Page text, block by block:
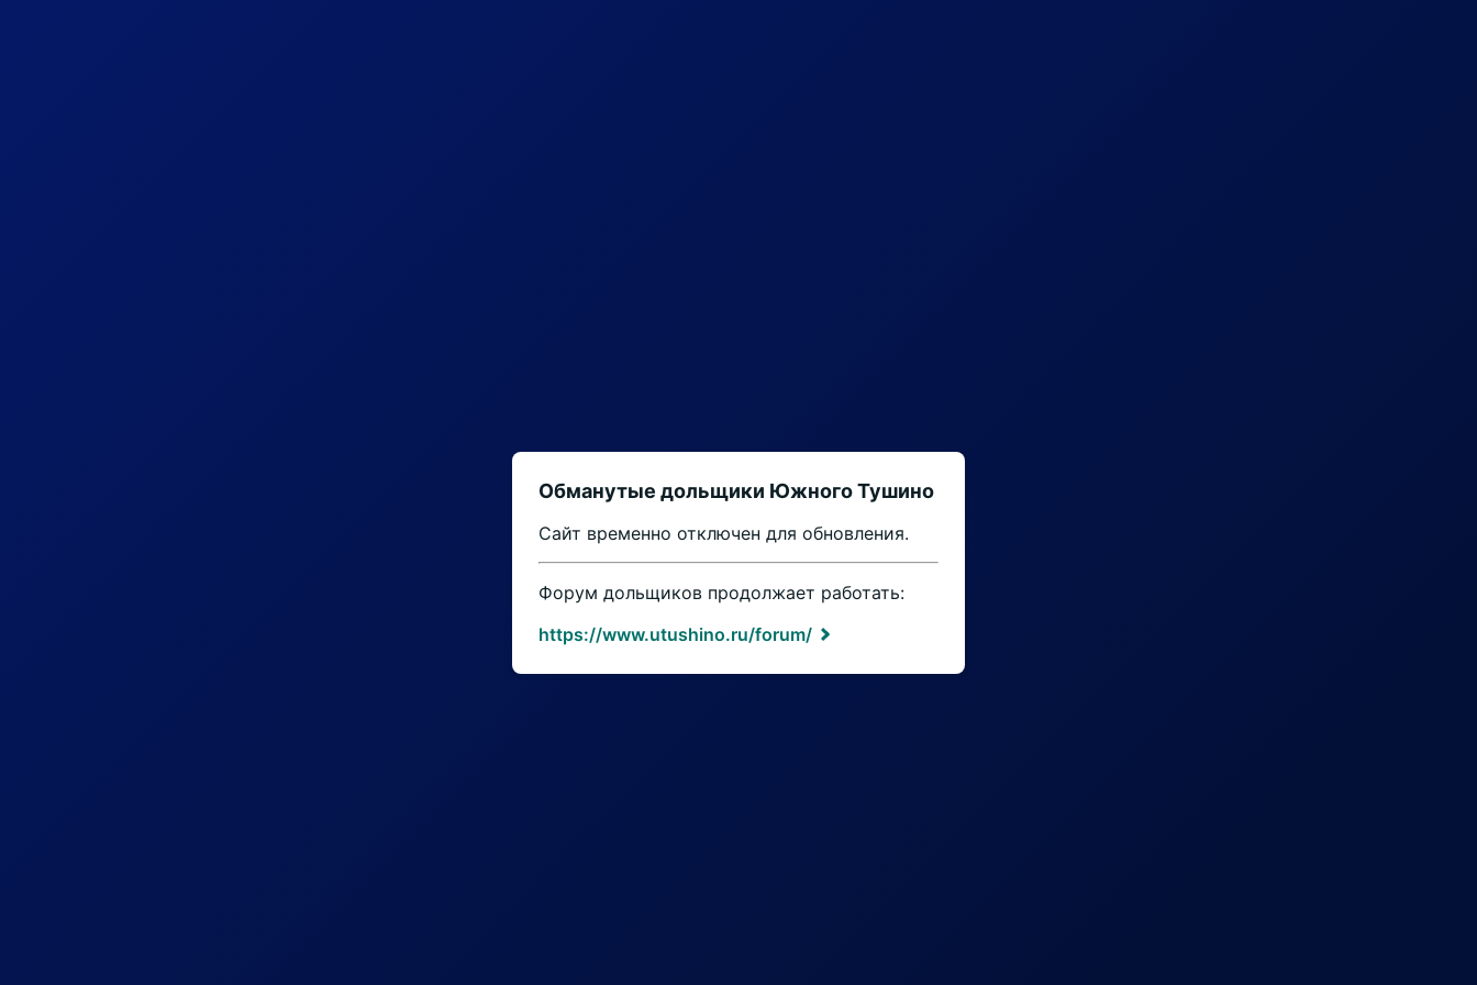
Обманутые дольщики Южного Тушино
Сайт временно отключен для обновления.
Форум дольщиков продолжает работать:
https://www.utushino.ru/forum/